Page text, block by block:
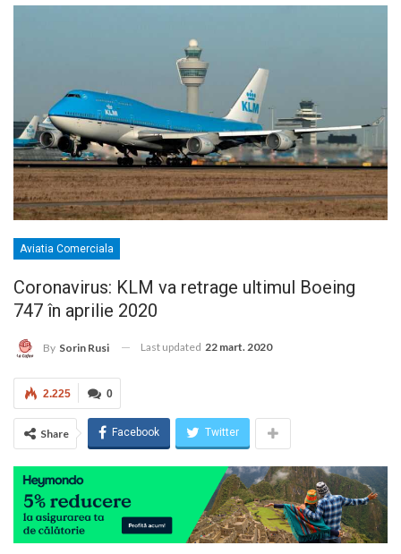
Aviatia Comerciala
Coronavirus: KLM va retrage ultimul Boeing
747 în aprilie 2020
By Sorin Rusi Last updated 22 mart. 2020
0
2.225
Share Facebook Twitter